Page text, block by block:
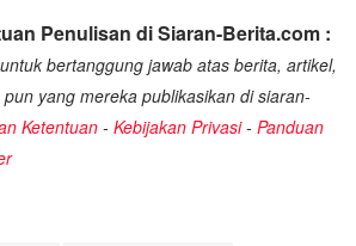
Penulisan di Siaran-Berita.com :
bertanggung jawab atas berita, artikel,
yang mereka publikasikan di siaran-
Ketentuan - Kebijakan Privasi- Panduan